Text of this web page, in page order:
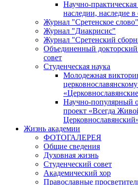
Научно-
наследии, наследие в
Журнал "Сретенское слово"
Журнал "Диакрисис"
Журнал "Сретенский
Объединенный
совет
Студенческая наука
Молодежная
Научно-популярный
проект «Всегда
Жизнь академии
ФОТОГАЛЕРЕЯ
Общие сведения
Духовная жизнь
Студенческий совет
Академический хор
Православные